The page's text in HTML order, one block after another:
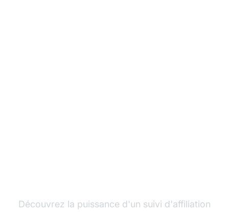
Découvrez la puissance d'un suivi d'affiliation